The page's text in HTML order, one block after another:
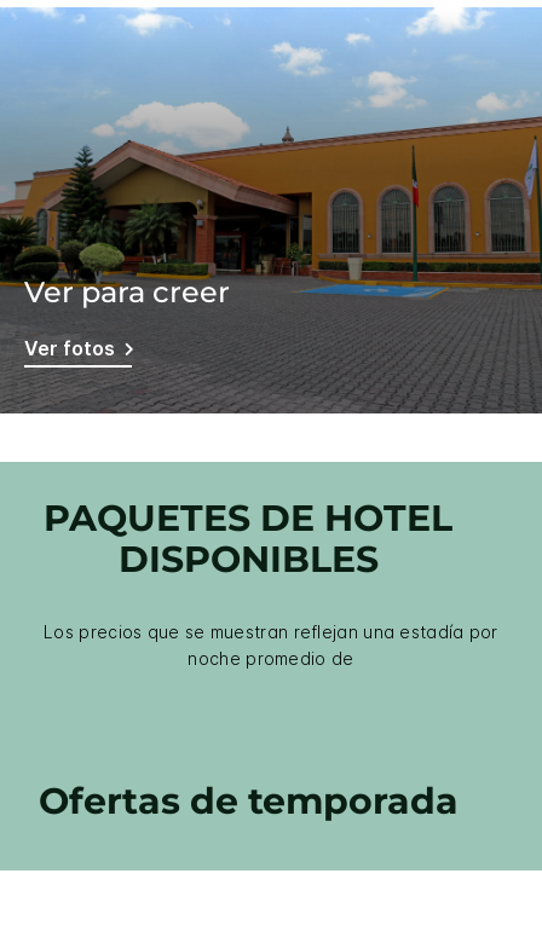
Ver para creer
Ver fotos
PAQUETES DE HOTEL
DISPONIBLES
Los precios que se muestran reflejan una estadía por
noche promedio de
Ofertas de temporada